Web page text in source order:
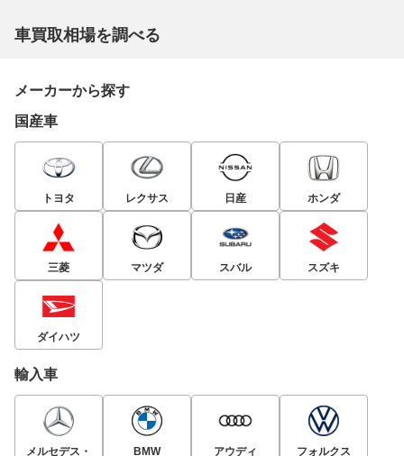
車買取相場を調べる
メーカーから探す
国産車
トヨタ レクサス 日産 ホンダ
三菱 マツダ スバル スズキ
ダイハツ
輸入車
メルセデス・ BMW アウディ フォルクス